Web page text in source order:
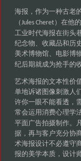
海报，作为一种古老
（Jules Cheret）在他
工业时代海报在街头
纪念物、收藏品和历
美术博物馆、电影博
纪后期就成为抢手的
艺术海报的文本性价
单地诉诸图像刺激人
许你一眼不能看透，
常会运用消费心理学
平面广告拍摄制作。
据，再与客户充分协
术海报设计不必遵守
报的美学本质，设计